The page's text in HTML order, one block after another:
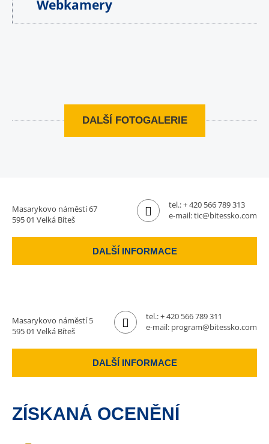
Webkamery
DALŠÍ FOTOGALERIE
Masarykovo náměstí 67
595 01 Velká Bíteš
tel.:+ 420 566 789 313
e-mail:tic@bitessko.com
DALŠÍ INFORMACE
Masarykovo náměstí 5
595 01 Velká Bíteš
tel.:+ 420 566 789 311
e-mail: program@bitessko.com
DALŠÍ INFORMACE
ZÍSKANÁ OCENĚNÍ